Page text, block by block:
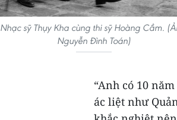
Nhạc sỹ Thụy Kha cùng thi sỹ Hoàng Cầm.
Nguyễn Đình Toán)
“Anh có 10
ác liệt như